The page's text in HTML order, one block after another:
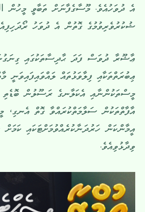
އެ ދުވަހުއެވެ. މޫސާގެފާނަށް ތަބާވީ މީހުން
ޝުކުރުވެރިވުމުގެ ގޮތުން އެ ދުވަހު
ޢާޝޫރާ ދުވަސް ފަދަ ޙާދިސާތަކުގައި
ޢިބުރަތްތަކާއި ފިލާވަޅުތައް ލައްވައިފައިވަނީ
މީސްތަކުންނާއި އެކަލާނގެ ރަސޫލުން ބޮޑެތި
އާފާތްތަކުން ސަލާމަތްކުރައްވާ ގޮތް އެނގި،
އީމާންކަން ހަރުދަނާކުރެއްވުމަށްޓަކައި ކަމަށް
ވިދާޅުވިއެވެ.